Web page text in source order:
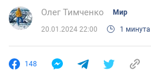
Олег Тимченко Мир
20.01.2024 22:00 1 минута
148